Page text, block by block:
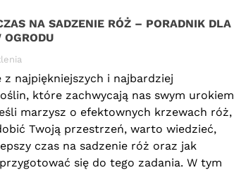
NA SADZENIE RÓŻ – PORADNIK DLA
z najpiękniejszych i najbardziej
które zachwycają nas swym urokiem
marzysz o efektownych krzewach róż,
Twoją przestrzeń, warto wiedzieć,
czas na sadzenie róż oraz jak
się do tego zadania. W tym